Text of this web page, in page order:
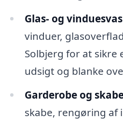
Glas- og
vinduer,
Solbjerg for at sikre
udsigt og blanke
Garderobe og
skabe, rengøring af